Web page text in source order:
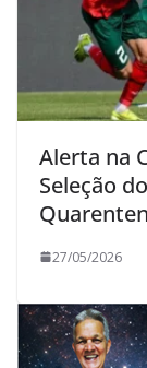
Alerta na
Seleção
27/05/2026